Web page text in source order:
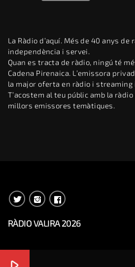
La Ràdio d’aquí. Més de 40 anys
independència i servei.
Quan es tracta de ràdio, ningú té
Cadena Pirenaica. L’emissora
la major oferta en ràdio i streaming
T’acostem al teu públic amb la
millors emissores temàtiques.
RÀDIO VALIRA 2026